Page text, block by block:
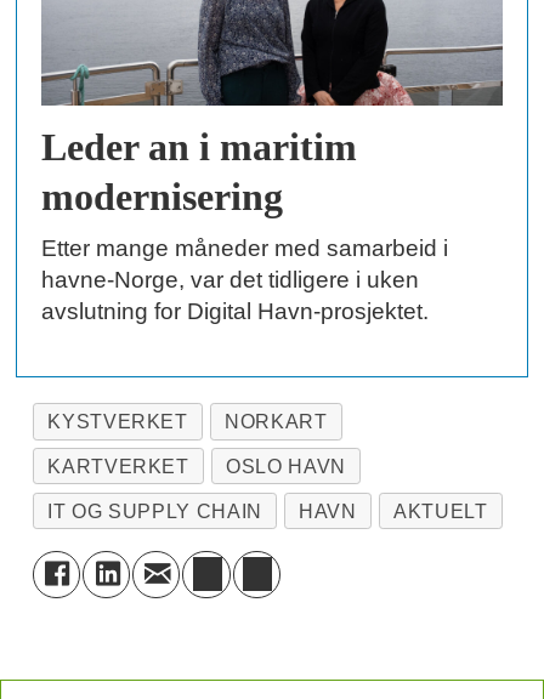
Leder an i maritim
modernisering
Etter mange måneder med samarbeid i
havne-Norge, var det tidligere i uken
avslutning for Digital Havn-prosjektet.
KYSTVERKET NORKART
KARTVERKET OSLO HAVN
IT OG SUPPLY CHAIN HAVN AKTUELT